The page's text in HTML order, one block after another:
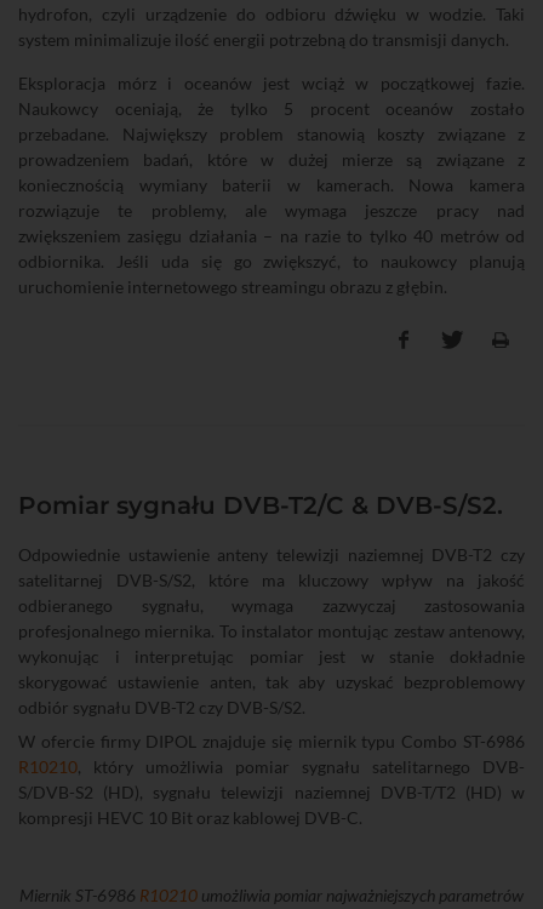
hydrofon, czyli urządzenie do odbioru dźwięku w wodzie. Taki
system minimalizuje ilość energii potrzebną do transmisji danych.
Eksploracja mórz i oceanów jest wciąż w początkowej fazie.
Naukowcy oceniają, że tylko 5 procent oceanów zostało
przebadane. Największy problem stanowią koszty związane z
prowadzeniem badań, które w dużej mierze są związane z
koniecznością wymiany baterii w kamerach. Nowa kamera
rozwiązuje te problemy, ale wymaga jeszcze pracy nad
zwiększeniem zasięgu działania – na razie to tylko 40 metrów od
odbiornika. Jeśli uda się go zwiększyć, to naukowcy planują
uruchomienie internetowego streamingu obrazu z głębin.
Pomiar sygnału DVB-T2/C & DVB-S/S2.
Odpowiednie ustawienie anteny telewizji naziemnej DVB-T2 czy
satelitarnej DVB-S/S2, które ma kluczowy wpływ na jakość
odbieranego sygnału, wymaga zazwyczaj zastosowania
profesjonalnego miernika. To instalator montując zestaw antenowy,
wykonując i interpretując pomiar jest w stanie dokładnie
skorygować ustawienie anten, tak aby uzyskać bezproblemowy
odbiór sygnału DVB-T2 czy DVB-S/S2.
W ofercie firmy DIPOL znajduje się miernik typu Combo ST-6986
R10210, który umożliwia pomiar sygnału satelitarnego DVB-
S/DVB-S2 (HD), sygnału telewizji naziemnej DVB-T/T2 (HD) w
kompresji HEVC 10 Bit oraz kablowej DVB-C.
Miernik ST-6986 R10210 umożliwia pomiar najważniejszych parametrów